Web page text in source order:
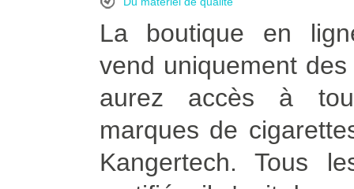
La boutique en
vend uniquement
aurez accès à
marques de
Kangertech. Tous